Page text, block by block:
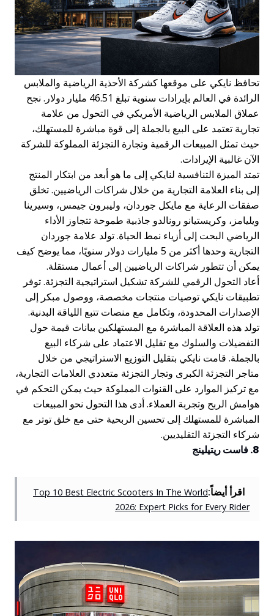
تحافظ نايكي على موقعها كشركة الأحذية الرياضية والملابس
الرائدة في العالم بإيرادات سنوية تبلغ 46.51 مليار دولار. نجح
عملاق الملابس الرياضية الأمريكي في التحول من علامة
تجارية تعتمد على البيع بالجملة إلى قوة مباشرة للمستهلك،
حيث تمثل المبيعات الرقمية وتجارة التجزئة المملوكة للشركة
الآن غالبية الإيرادات.
تمتد الميزة التنافسية لنايكي إلى ما هو أبعد من ابتكار المنتج
إلى بناء العلامة التجارية من خلال شراكات الرياضيين. تخلق
صفقات الرعاية مع مايكل جوردان، وليبرون جيمس، وسيرينا
ويليامز، وكريستيانو رونالدو جاذبية طموحة تتجاوز الأداء
الرياضي البحت إلى أزياء نمط الحياة. تولد علامة جوردان
التجارية وحدها أكثر من 5 مليارات دولار سنويًا، مما يوضح كيف
يمكن أن تتطور شراكات الرياضيين إلى أعمال مستقلة.
أعاد التحول الرقمي للشركة تشكيل استراتيجية التجزئة. توفر
تطبيقات نايكي توصيات منتجات مخصصة، ووصول مبكر إلى
الإصدارات المحدودة، وتكامل مع منصات تتبع اللياقة البدنية.
تولد هذه العلاقة المباشرة مع المستهلكين بيانات قيمة حول
التفضيلات والسلوك مع تقليل الاعتماد على شركاء البيع
بالجملة. قامت نايكي بتقليل التوزيع الاستراتيجي من خلال
متاجر التجزئة الكبرى وتجار التجزئة متعددي العلامات التجارية،
مع تركيز الموارد على القنوات المملوكة حيث يمكن التحكم في
هوامش الربح وتجربة العملاء. أدى هذا التحول نحو المبيعات
المباشرة للمستهلك إلى تحسين الربحية حتى مع خلق توتر مع
شركاء التجزئة التقليديين.
8. فاست ريتيلينج
اقرأ أيضاً:Top 10 Best Electric Scooters In The World
2026: Expert Picks for Every Rider